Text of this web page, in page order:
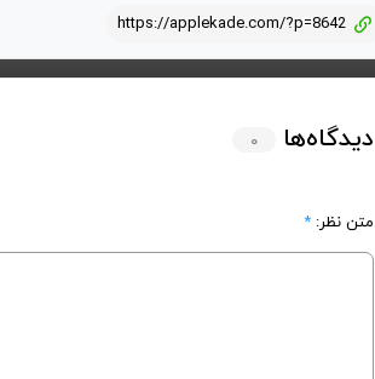
https://applekade.com/?p=8642
دیدگاه‌ها ۰
متن نظر: *